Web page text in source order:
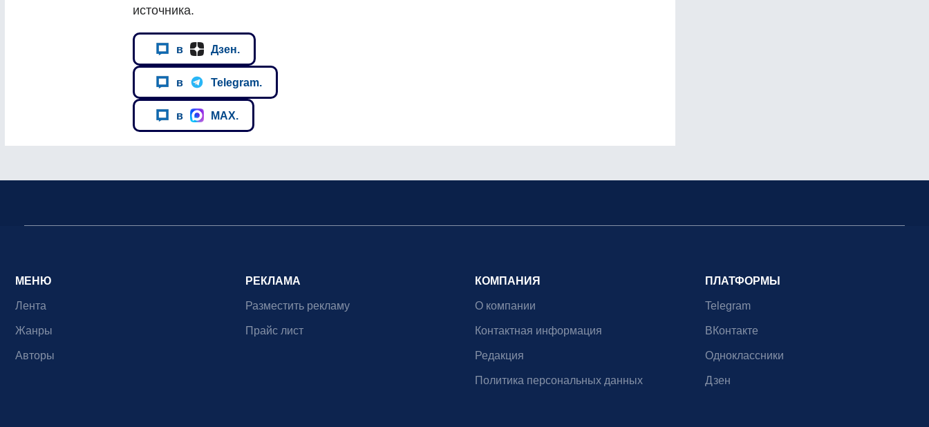
источника.
в Дзен.
в Telegram.
в MAX.
МЕНЮ
Лента
Жанры
Авторы
РЕКЛАМА
Разместить рекламу
Прайс лист
КОМПАНИЯ
О компании
Контактная информация
Редакция
Политика персональных данных
ПЛАТФОРМЫ
Telegram
ВКонтакте
Одноклассники
Дзен